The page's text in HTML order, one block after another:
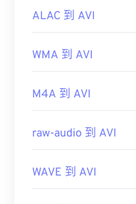
ALAC 到 AVI
WMA 到 AVI
M4A 到 AVI
raw-audio 到 AVI
WAVE 到 AVI